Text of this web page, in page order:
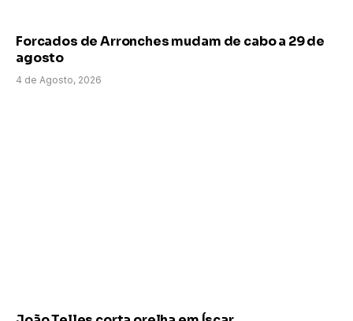
Forcados de Arronches mudam de cabo a 29 de
agosto
4 de Agosto, 2026